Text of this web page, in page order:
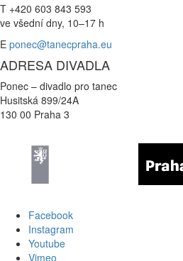
T +420 603 843 593
ve všední dny, 10–17 h
E ponec@tanecpraha.eu
ADRESA DIVADLA
Ponec – divadlo pro tanec
Husitská 899/24A
130 00 Praha 3
Facebook
Instagram
Youtube
Vimeo